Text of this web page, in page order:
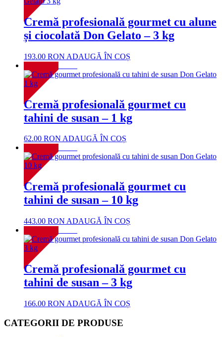
Cremă profesională gourmet cu alune
și ciocolată Don Gelato – 3 kg
193.00 RON ADAUGĂ ÎN COȘ
Cremă profesională gourmet cu
tahini de susan – 1 kg
62.00 RON ADAUGĂ ÎN COȘ
Cremă profesională gourmet cu
tahini de susan – 10 kg
443.00 RON ADAUGĂ ÎN COȘ
Cremă profesională gourmet cu
tahini de susan – 3 kg
166.00 RON ADAUGĂ ÎN COȘ
CATEGORII DE PRODUSE